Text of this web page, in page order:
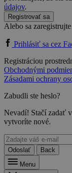
údajov.
Registrovať sa
Alebo sa
Prihlásiť sa cez
Registráciou
Obchodnými
Zásadami ochrany
Zabudli ste heslo?
Nevadí! Stačí zadať
vytvoríte nové.
Odoslať
Back
Menu